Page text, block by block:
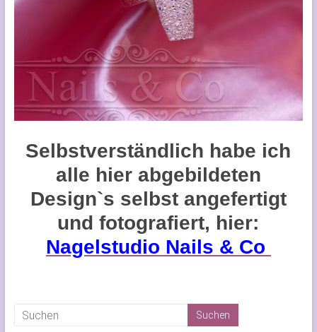
Selbstverständlich habe ich
alle hier abgebildeten
Design`s selbst angefertigt
und fotografiert, hier:
Nagelstudio Nails & Co